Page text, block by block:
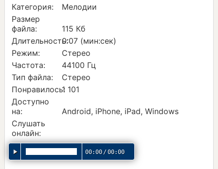
Категория:
Мелодии
Размер
файла:
115 Кб
Длительность:0:07 (мин:сек)
Режим:
Стерео
Частота:
44100 Гц
Тип файла:
Стерео
Понравилось:1 101
Доступно
на:
Android, iPhone, iPad, Windows
Слушать
онлайн:
00:00/00:00